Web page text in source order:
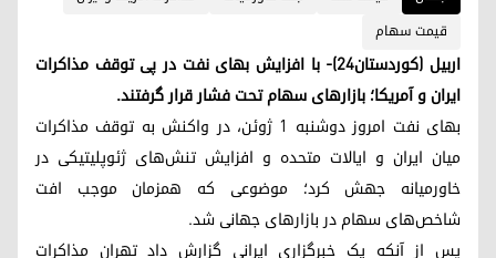
قیمت سهام
اربیل (کوردستان۲۴)- با افزایش بهای نفت در پی توقف مذاکرات
ایران و آمریکا؛ بازارهای سهام تحت فشار قرار گرفتند.
بهای نفت امروز دوشنبه ۱ ژوئن، در واکنش به توقف مذاکرات
میان ایران و ایالات متحده و افزایش تنش‌های ژئوپلیتیکی در
خاورمیانه جهش کرد؛ موضوعی که همزمان موجب افت
شاخص‌های سهام در بازارهای جهانی شد.
پس از آنکه یک خبرگزاری ایرانی گزارش داد تهران مذاکرات